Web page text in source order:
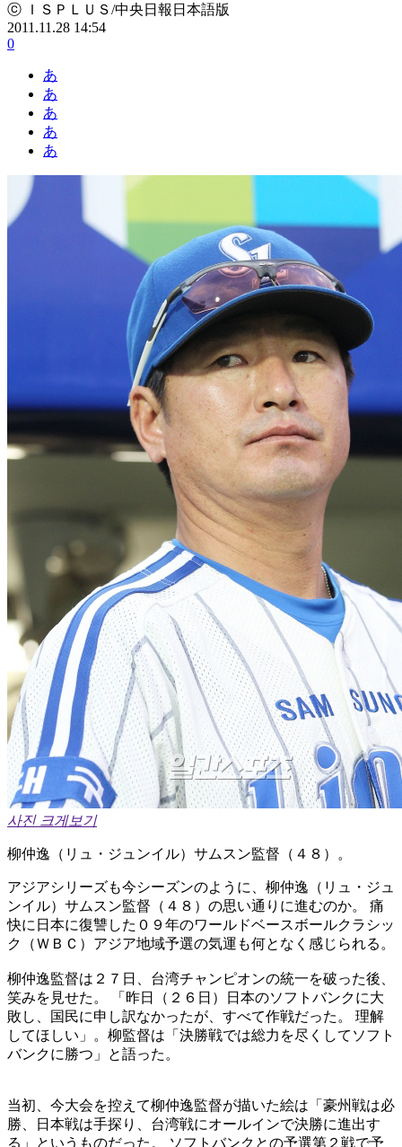
ⓒ ＩＳＰＬＵＳ/中央日報日本語版
2011.11.28 14:54
0
あ
あ
あ
あ
あ
사진 크게보기
柳仲逸（リュ・ジュンイル）サムスン監督（４８）。
アジアシリーズも今シーズンのように、柳仲逸（リュ・ジュ
ンイル）サムスン監督（４８）の思い通りに進むのか。 痛
快に日本に復讐した０９年のワールドベースボールクラシッ
ク（ＷＢＣ）アジア地域予選の気運も何となく感じられる。
柳仲逸監督は２７日、台湾チャンピオンの統一を破った後、
笑みを見せた。 「昨日（２６日）日本のソフトバンクに大
敗し、国民に申し訳なかったが、すべて作戦だった。 理解
してほしい」。柳監督は「決勝戦では総力を尽くしてソフト
バンクに勝つ」と語った。
当初、今大会を控えて柳仲逸監督が描いた絵は「豪州戦は必
勝、日本戦は手探り、台湾戦にオールインで決勝に進出す
る」というものだった。 ソフトバンクとの予選第２戦で予